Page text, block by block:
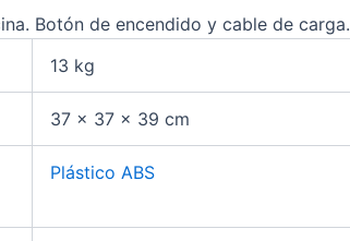
Botón de encendido y cable de carga.
13 kg
37 × 37 × 39 cm
Plástico ABS